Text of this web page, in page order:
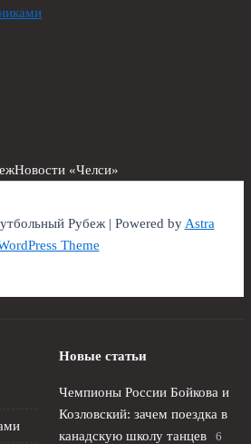
Новости «Челси»
Рубеж | Powered byAstra
Theme
Новые статьи
Чемпионы России Бойкова и
Козловский: зачем поездка в
канадскую школу танцев
6